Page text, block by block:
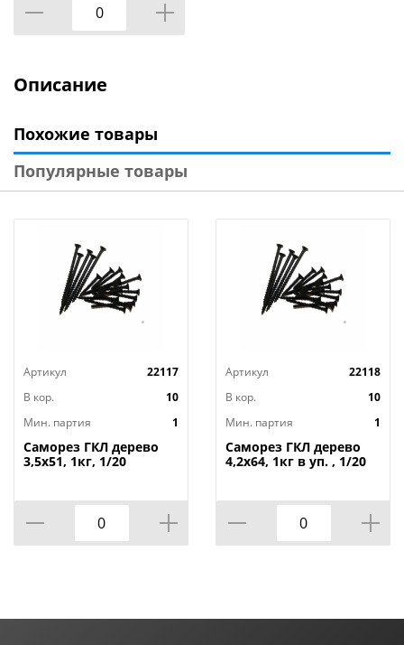
Описание
Похожие товары
Популярные товары
Артикул
22117
В кор.
10
Мин. партия
1
Саморез ГКЛ дерево
3,5х51, 1кг, 1/20
Артикул
22118
В кор.
10
Мин. партия
1
Саморез ГКЛ дерево
4,2х64, 1кг в уп. , 1/20